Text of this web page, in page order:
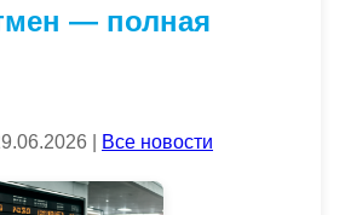
— полная
| Все новости